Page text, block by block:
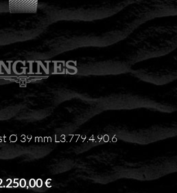
Ø 39 mm L3.779.4.90.6
€